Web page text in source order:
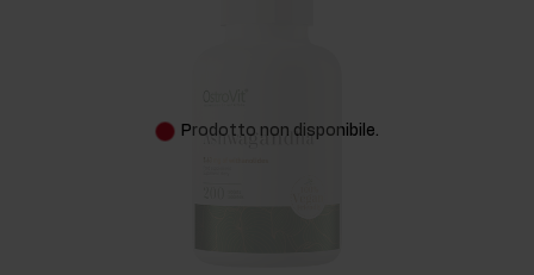
Prodotto non disponibile.